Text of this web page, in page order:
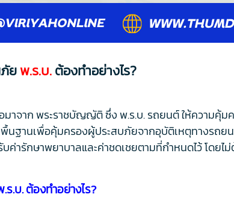
ยพ.ร.บ.ต้องทำอย่างไร?
จาก พระราชบัญญัติ ซึ่ง พ.ร.บ. รถยนต์ ให้ความคุ้ม
นฐานเพื่อคุ้มครองผู้ประสบภัยจากอุบัติเหตุทางรถยน
บค่ารักษาพยาบาลและค่าชดเชยตามที่กำหนดไว้ โด
ร.บ. ต้องทำอย่างไร?